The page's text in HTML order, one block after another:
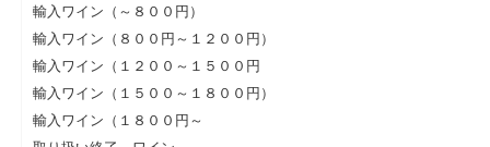
輸入ワイン（～８００円）
輸入ワイン（８００円～１２００円）
輸入ワイン（１２００～１５００円
輸入ワイン（１５００～１８００円）
輸入ワイン（１８００円～